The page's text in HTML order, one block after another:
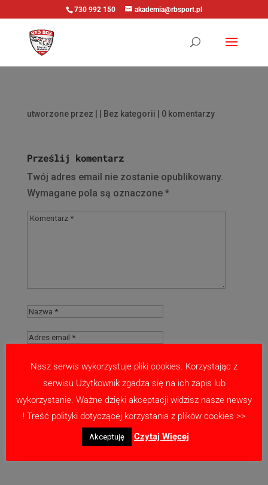
730 992 150 akademia@rbsport.pl
utworzone przez | Bez kategorii | 0 komentarzy
Prześlij komentarz
Twój adres email nie zostanie opublikowany.
Wymagane pola są oznaczone *
Zapamiętaj moje dane w tej przeglądarce
podczas pisania kolejnych komentarzy.
Nasz serwis wykorzystuje pliki cookies. Korzystając z
serwisu Użytkownik zgadza się na ich zapis lub
wykorzystanie. Ważne dzięki akceptacji widzisz nasze newsy
! Treść polityki dotyczącej korzystania z plików cookies >>
Akceptuję Czytaj Więcej